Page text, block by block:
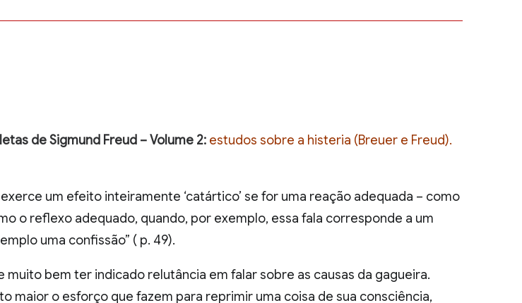
de Sigmund Freud – Volume 2: estudos sobre a histeria (Breuer e Freud).
um efeito inteiramente ‘catártico’ se for uma reação adequada – como
o reflexo adequado, quando, por exemplo, essa fala corresponde a um
uma confissão” ( p. 49).
muito bem ter indicado relutância em falar sobre as causas da gagueira.
maior o esforço que fazem para reprimir uma coisa de sua consciência,